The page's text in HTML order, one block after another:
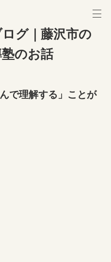
ログ｜藤沢市の
のお話
で理解する」ことが